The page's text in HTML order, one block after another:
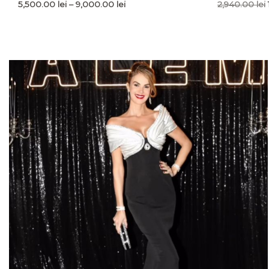
5,500.00 lei – 9,000.00 leiInterval
la
9,000.00 lei
2,940.00lei